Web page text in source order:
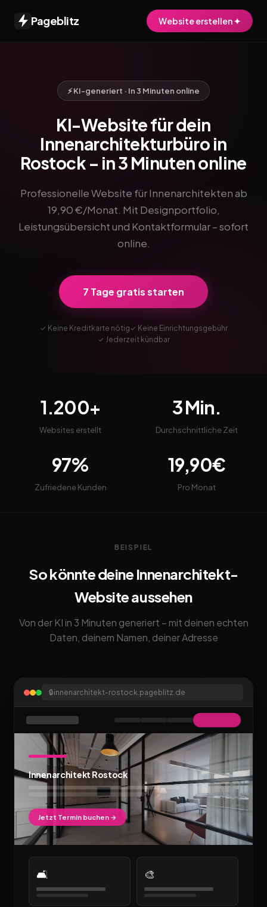
Pageblitz Website erstellen ✦
⚡ KI-generiert · In 3 Minuten online
KI-Website für dein
Innenarchitekturbüro in
Rostock – in 3 Minuten online
Professionelle Website für Innenarchitekten ab
19,90 €/Monat. Mit Designportfolio,
Leistungsübersicht und Kontaktformular – sofort
online.
7 Tage gratis starten
✓ Keine Kreditkarte nötig✓ Keine Einrichtungsgebühr
✓ Jederzeit kündbar
1.200+
Websites erstellt
3 Min.
Durchschnittliche Zeit
97%
Zufriedene Kunden
19,90€
Pro Monat
BEISPIEL
So könnte deine Innenarchitekt-
Website aussehen
Von der KI in 3 Minuten generiert – mit deinen echten
Daten, deinem Namen, deiner Adresse
🔒innenarchitekt-rostock.pageblitz.de
Innenarchitekt Rostock
Jetzt Termin buchen →
🛋️ 🎨